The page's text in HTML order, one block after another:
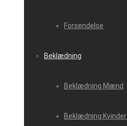
Forsendelse
Beklædning
Beklædning Mænd
Beklædning Kvinder